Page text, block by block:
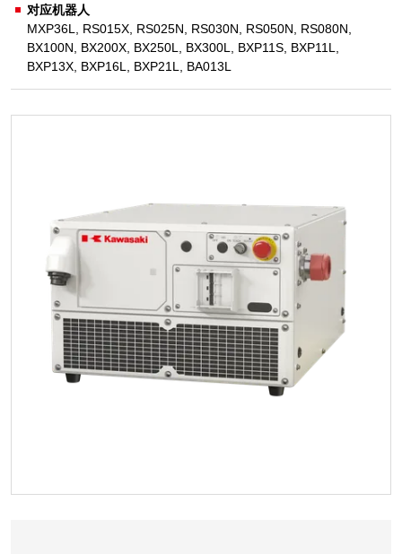
对应机器人
MXP36L
RS015X, RS025N RS030N RS050N RS080N
BX100N
BX200X, BX250L BX300L BXP11S, BXP11L
BXP13X, BXP16L BXP21L BA013L